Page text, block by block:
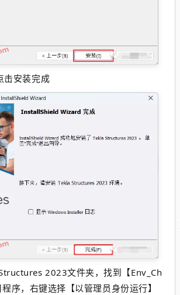
击安装完成
2023文件夹，找到【Env_Ch
序，右键选择【以管理员身份运行】